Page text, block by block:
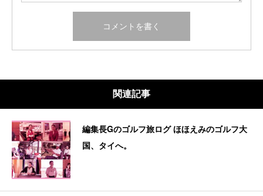
関連記事
編集長Gのゴルフ旅ログ ほほえみのゴルフ大
国、タイへ。